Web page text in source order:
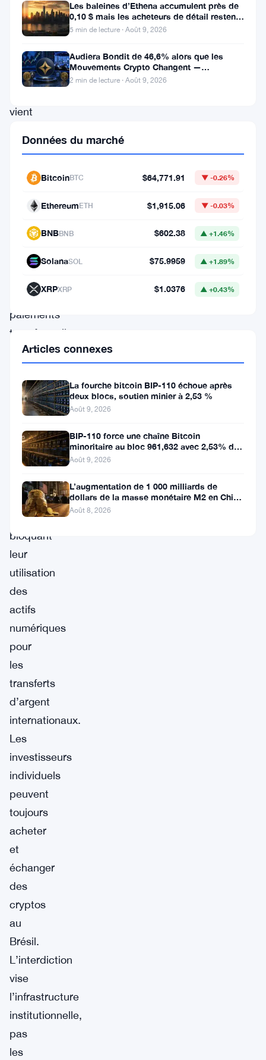
banque
centrale
vient
couper
stablecoins
cryptomonnaies
des
paiements
transfrontaliers.
Cette
frappe
durement
entreprises
fintech
paiement,
bloquant
leur
utilisation
des
actifs
numériques
pour
les
transferts
d’argent
internationaux.
Les
investisseurs
individuels
peuvent
toujours
acheter
et
échanger
des
cryptos
au
Brésil.
L’interdiction
vise
l’infrastructure
institutionnelle,
pas
les
Les baleines d’Ethena accumulent près de
0,10 $ mais les acheteurs de détail restent
à l’écart
5 min de lecture · Août 9, 2026
Audiera Bondit de 46,6% alors que les
Mouvements Crypto Changent —
Mouvements Quotidiens 9 Août
2 min de lecture · Août 9, 2026
Données du marché
BitcoinBTC $64,771.91 ▼ -0.26%
EthereumETH $1,915.06 ▼ -0.03%
BNBBNB $602.38 ▲ +1.46%
SolanaSOL $75.9959 ▲ +1.89%
XRPXRP $1.0376 ▲ +0.43%
Articles connexes
La fourche bitcoin BIP-110 échoue après
deux blocs, soutien minier à 2,53 %
Août 9, 2026
BIP-110 force une chaîne Bitcoin
minoritaire au bloc 961,632 avec 2,53% de
soutien des mineurs
Août 9, 2026
L’augmentation de 1 000 milliards de
dollars de la masse monétaire M2 en Chine
laisse les traders de Bitcoin
Août 8, 2026